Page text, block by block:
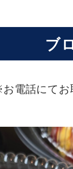
ブ
電話にて